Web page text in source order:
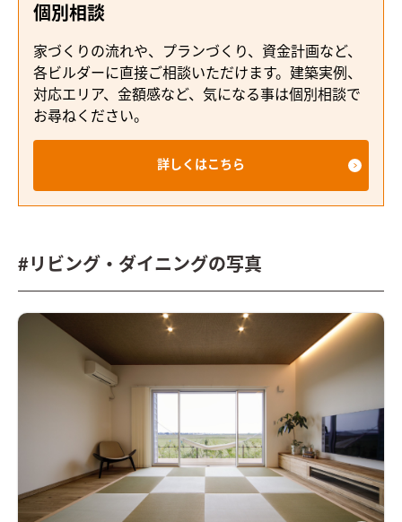
個別相談
家づくりの流れや、プランづくり、資金計画など、
各ビルダーに直接ご相談いただけます。建築実例、
対応エリア、金額感など、気になる事は個別相談で
お尋ねください。
詳しくはこちら
#リビング・ダイニングの写真